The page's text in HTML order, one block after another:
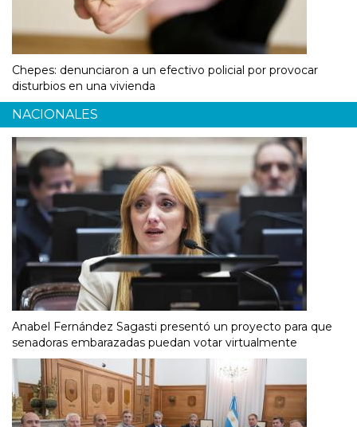
Chepes: denunciaron a un efectivo policial por provocar
disturbios en una vivienda
NACIONALES
Anabel Fernández Sagasti presentó un proyecto para que
senadoras embarazadas puedan votar virtualmente